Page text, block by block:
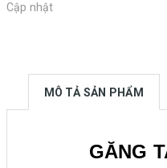
Cập nhật
MÔ TẢ SẢN PHẨM
GĂNG